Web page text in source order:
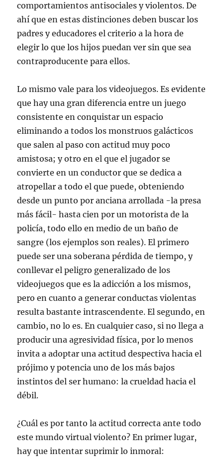
comportamientos antisociales y violentos. De
ahí que en estas distinciones deben buscar los
padres y educadores el criterio a la hora de
elegir lo que los hijos puedan ver sin que sea
contraproducente para ellos.
Lo mismo vale para los videojuegos. Es evidente
que hay una gran diferencia entre un juego
consistente en conquistar un espacio
eliminando a todos los monstruos galácticos
que salen al paso con actitud muy poco
amistosa; y otro en el que el jugador se
convierte en un conductor que se dedica a
atropellar a todo el que puede, obteniendo
desde un punto por anciana arrollada -la presa
más fácil- hasta cien por un motorista de la
policía, todo ello en medio de un baño de
sangre (los ejemplos son reales). El primero
puede ser una soberana pérdida de tiempo, y
conllevar el peligro generalizado de los
videojuegos que es la adicción a los mismos,
pero en cuanto a generar conductas violentas
resulta bastante intrascendente. El segundo, en
cambio, no lo es. En cualquier caso, si no llega a
producir una agresividad física, por lo menos
invita a adoptar una actitud despectiva hacia el
prójimo y potencia uno de los más bajos
instintos del ser humano: la crueldad hacia el
débil.
¿Cuál es por tanto la actitud correcta ante todo
este mundo virtual violento? En primer lugar,
hay que intentar suprimir lo inmoral: